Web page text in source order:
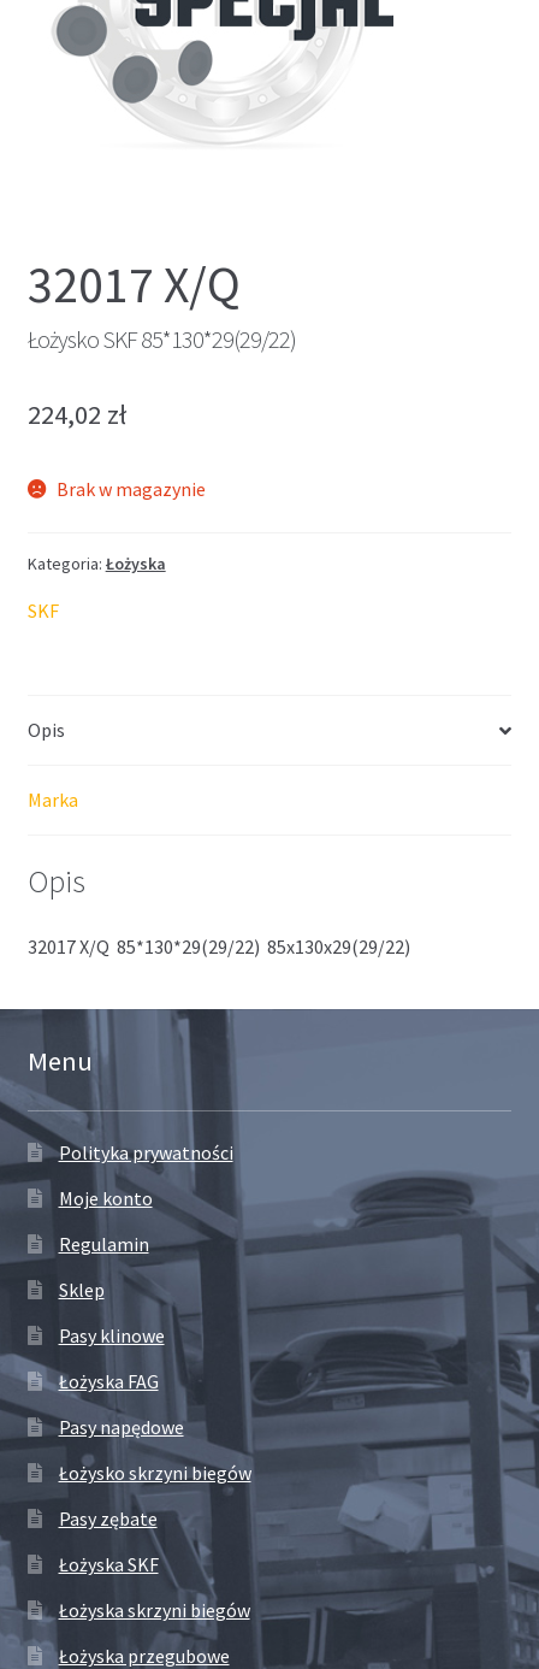
32017 X/Q
Łożysko SKF 85*130*29(29/22)
224,02 zł
Brak w magazynie
Kategoria: Łożyska
SKF
Opis
Marka
Opis
32017 X/Q 85*130*29(29/22) 85x130x29(29/22)
Menu
Polityka prywatności
Moje konto
Regulamin
Sklep
Pasy klinowe
Łożyska FAG
Pasy napędowe
Łożysko skrzyni biegów
Pasy zębate
Łożyska SKF
Łożyska skrzyni biegów
Łożyska przegubowe